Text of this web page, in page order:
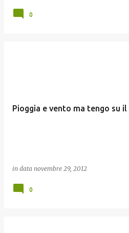
0
Pioggia e vento ma tengo su
in data novembre 29, 2012
0